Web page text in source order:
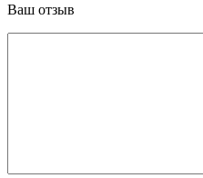
Ваш отзыв